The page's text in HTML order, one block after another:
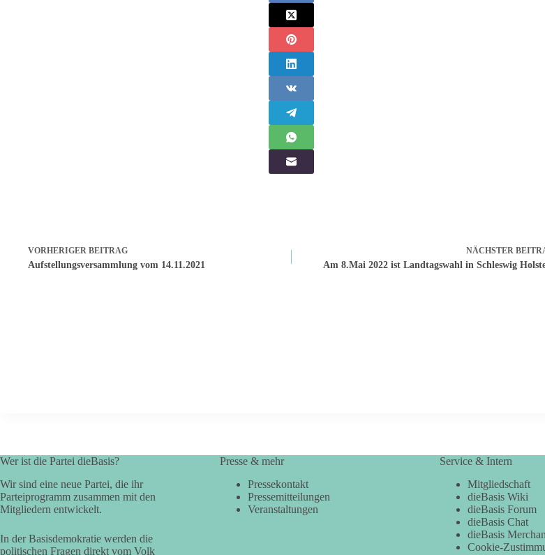
VORHERIGER BEITRAG
Aufstellungsversammlung vom 14.11.2021
NÄCHSTER
Am 8.Mai 2022 ist Landtagswahl in Schleswig
Wer ist die Partei dieBasis?
Wir sind eine neue Partei, die ihr
Parteiprogramm zusammen mit den
Mitgliedern entwickelt.
In der Basisdemokratie werden die
politischen Fragen direkt vom Volk
Presse & mehr
Pressekontakt
Pressemitteilungen
Veranstaltungen
Service & Intern
Mitgliedschaft
dieBasis Wiki
dieBasis Forum
dieBasis Chat
dieBasis
Cookie-